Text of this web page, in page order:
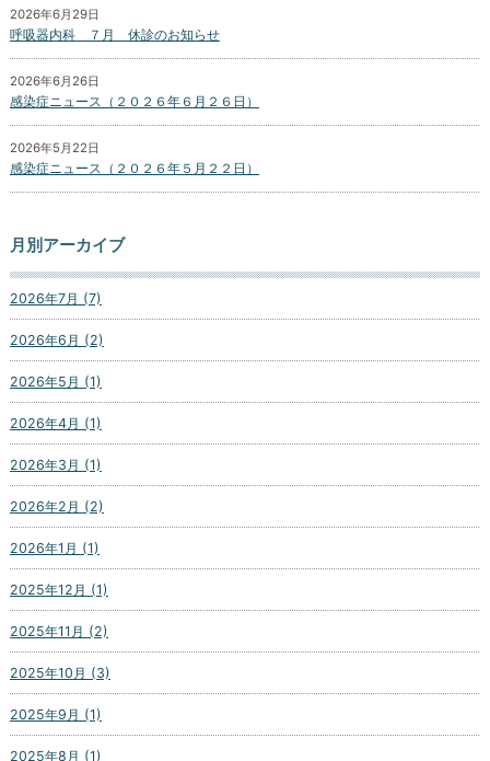
2026年6月29日
呼吸器内科 ７月 休診のお知らせ
2026年6月26日
感染症ニュース（２０２６年６月２６日）
2026年5月22日
感染症ニュース（２０２６年５月２２日）
月別アーカイブ
2026年7月 (7)
2026年6月 (2)
2026年5月 (1)
2026年4月 (1)
2026年3月 (1)
2026年2月 (2)
2026年1月 (1)
2025年12月 (1)
2025年11月 (2)
2025年10月 (3)
2025年9月 (1)
2025年8月 (1)